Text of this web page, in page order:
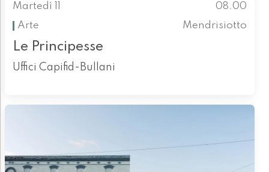
Martedì 11
08.00
Arte
Mendrisiotto
Le Principesse
Uffici Capifid-Bullani